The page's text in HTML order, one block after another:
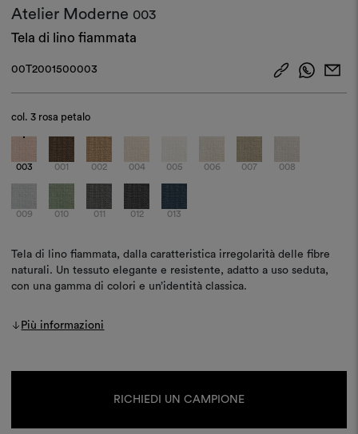
Atelier Moderne 003
Tela di lino fiammata
00T2001500003
col.3 rosa petalo
003 001 002 004 005 006 007 008
009 010 011 012 013
Tela di lino fiammata, dalla caratteristica irregolarità delle fibre
naturali. Un tessuto elegante e resistente, adatto a uso seduta,
con una gamma di colori e un’identità classica.
Più informazioni
RICHIEDI UN CAMPIONE